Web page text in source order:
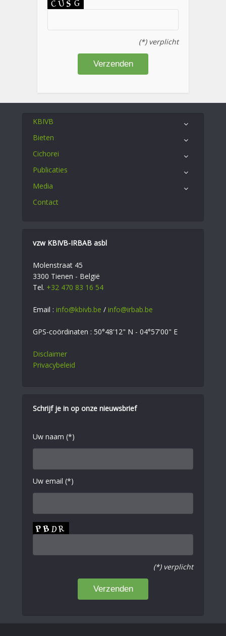
(*) verplicht
KBIVB
Bieten
Cichorei
Publicaties
Media
Contact
vzw KBIVB-IRBAB asbl
Molenstraat 45
3300 Tienen - België
Tel. +32 470 83 16 54
Email : info@kbivb.be / info@irbab.be
GPS-coördinaten : 50°48'12" N - 04°57'00" E
Disclaimer
Privacybeleid
Schrijf je in op onze nieuwsbrief
Uw naam (*)
Uw email (*)
(*) verplicht